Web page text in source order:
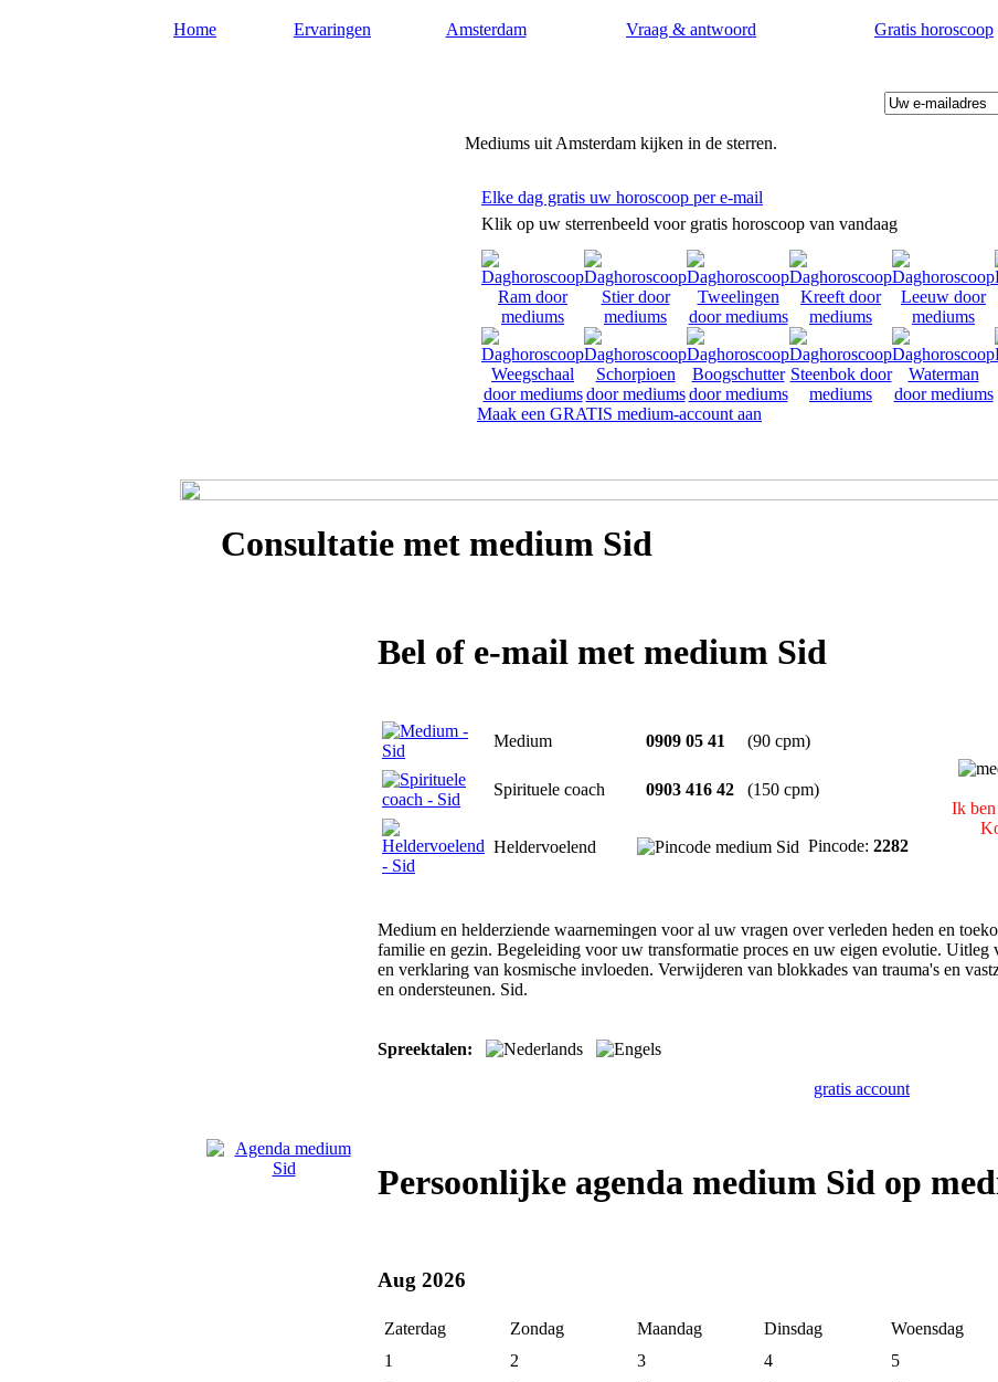
Home Ervaringen Amsterdam Vraag & antwoord Gratis horoscoop
Mediums uit Amsterdam kijken in de sterren.
Elke dag gratis uw horoscoop per e-mail
Klik op uw sterrenbeeld voor gratis horoscoop van vandaag
Maak een GRATIS medium-account aan
Consultatie met medium Sid
Bel of e-mail met medium Sid
Medium 0909 05 41 (90 cpm)
Ik
Spirituele coach 0903 416 42 (150 cpm)
Heldervoelend Pincode: 2282
Medium en helderziende waarnemingen voor al uw vragen over verleden heden en
familie en gezin. Begeleiding voor uw transformatie proces en uw eigen evolutie. Uitleg
en verklaring van kosmische invloeden. Verwijderen van blokkades van trauma's en
en ondersteunen. Sid.
Spreektalen:
gratis account
Persoonlijke agenda medium Sid op
Aug 2026
Zaterdag Zondag Maandag Dinsdag Woensdag
1
2 3 4 5